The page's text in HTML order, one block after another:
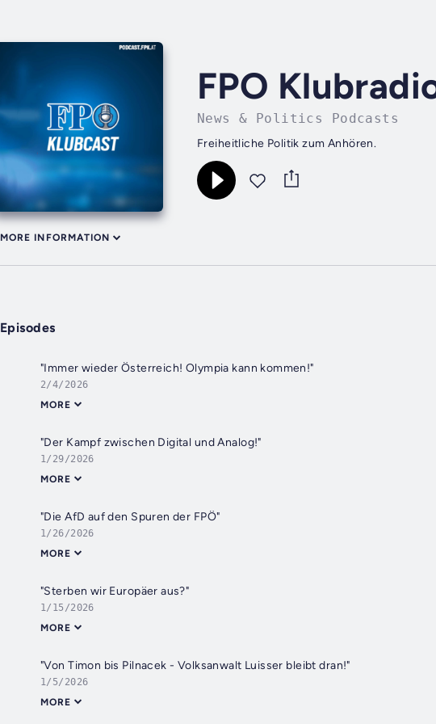
FPO
News & Politics Podcasts
Freiheitliche Politik zum Anhören.
MORE INFORMATION
Episodes
"Immer wieder Österreich! Olympia kann kommen!"
2/4/2026
MORE
"Der Kampf zwischen Digital und Analog!"
1/29/2026
MORE
"Die AfD auf den Spuren der FPÖ"
1/26/2026
MORE
"Sterben wir Europäer aus?"
1/15/2026
MORE
"Von Timon bis Pilnacek - Volksanwalt Luisser bleibt dran!"
1/5/2026
MORE